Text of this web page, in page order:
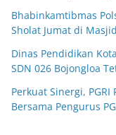
Bhabinkamtibmas
Sholat Jumat di
Dinas Pendidikan
SDN 026 Bojongloa
Perkuat Sinergi,
Bersama Pengurus